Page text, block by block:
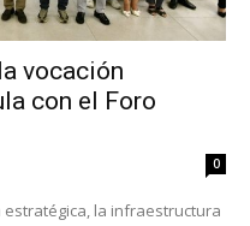
vocación
con el Foro
0
la infraestructura